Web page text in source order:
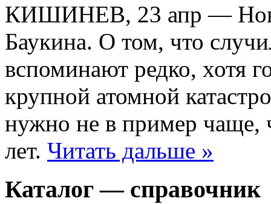
КИШИНЕВ, 23 апр —
Баукина. О том, что
вспоминают редко, хотя
крупной атомной
нужно не в пример чаще,
лет. Читать дальше »
Каталог — справочник